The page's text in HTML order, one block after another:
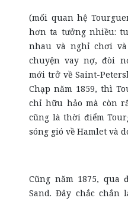
(mối quan hệ
hơn ta tưởng nhiều:
nhau và nghỉ chơi
chuyện vay nợ, đòi
mới trở về Saint-
Chạp năm 1859, thì
chỉ hữu hảo mà còn
cũng là thời điểm
sóng gió về Hamlet và
Cũng năm 1875, qua
Sand. Đây chắc